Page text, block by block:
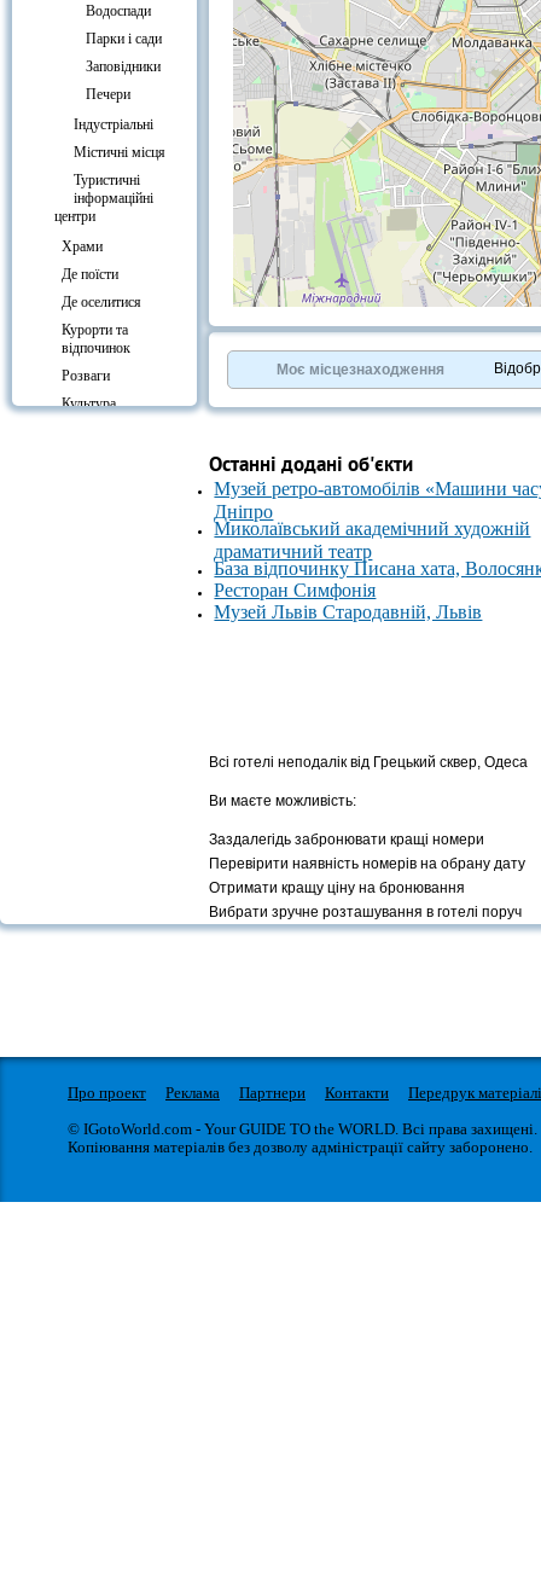
Водоспади
Парки і сади
Заповідники
Печери
Індустріальні
Містичні місця
Туристичні
інформаційні
центри
Храми
Де поїсти
Де оселитися
Курорти та
відпочинок
Розваги
Культура
OpenStreetMapcontributors.
»
Моє місцезнаходження
Останні додані об'єкти
Музей ретро-автомобілів «Машини
Дніпро
Миколаївський академічний художній
драматичний театр
База відпочинку Писана хата,
Ресторан Симфонія
Музей Львів Стародавній, Львів
Всі готелі неподалік від Грецький сквер, Одеса
Ви маєте можливість:
Заздалегідь забронювати кращі номери
Перевірити наявність номерів на обрану дату
Отримати кращу ціну на бронювання
Вибрати зручне розташування в готелі поруч
Про проект Реклама Партнери Контакти
Передрук
© IGotoWorld.com - Your GUIDE TO the WORLD. Всі права захищені.
Копіювання матеріалів без дозволу адміністрації сайту заборонено.